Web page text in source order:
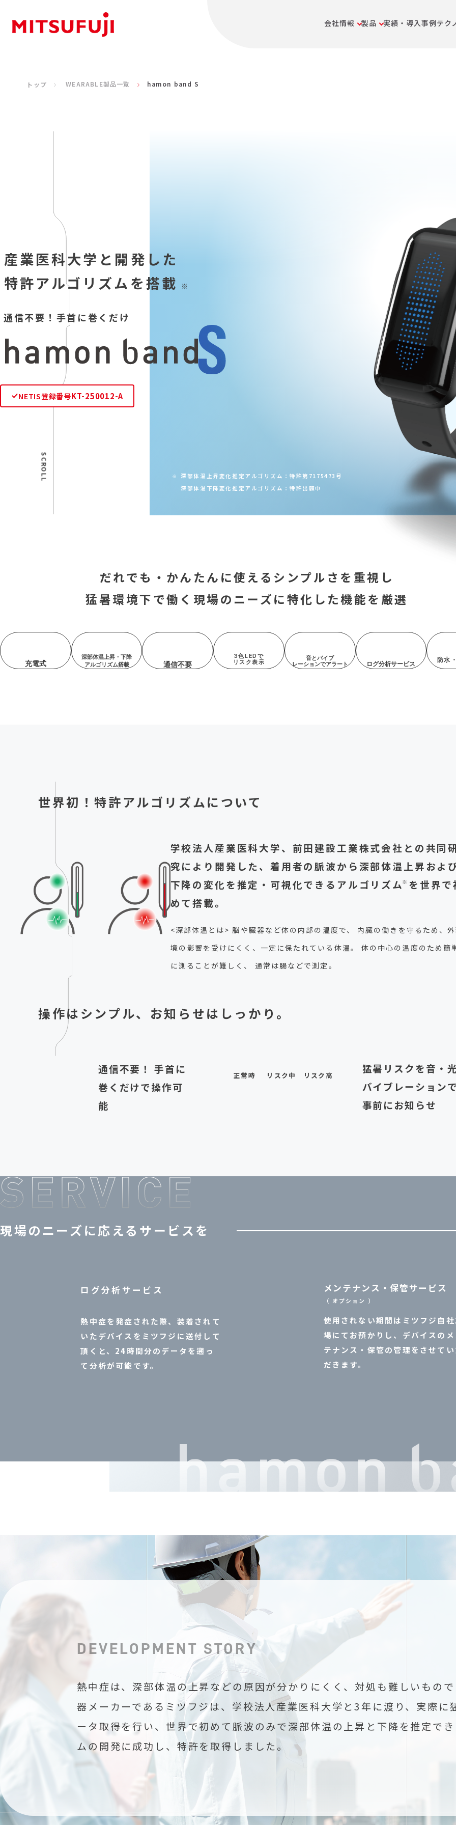
会社情報 製品 実績・導入事例テク
トップ WEARABLE製品一覧 hamon band S
S
C
R
O
L
L
深部体温上昇変化推定アルゴリズム：特許第7175473号
深部体温下降変化推定アルゴリズム：特許出願中
産業医科大学と開発した
特許アルゴリズムを搭載
※
通信不要！手首に巻くだけ
NETIS登録番号KT-250012-A
だれでも・かんたんに使える シンプルさを重視し
猛暑環境下で働く現場のニーズに特化した機能を厳選
充電式
深部体温上昇・下降
アルゴリズム搭載
通信不要
3色LEDで
リスク表示
音とバイブ
レーションでアラート
ログ分析サービス
防水
世界初！特許アルゴリズムについて
学校法人産業医科大学、前田建設工業株式会社との共同
究により開発した、着用者の脈波から深部体温上昇およ
下降の変化を推定・可視化できるアルゴリズム※ を世界で
めて搭載。
<深部体温とは> 脳や臓器など体の内部の温度で、 内臓の働きを守るため、外
境の影響を受けにくく、一定に保たれている体温。 体の中心の温度のため簡
に測ることが難しく、 通常は腸などで測定。
操作はシンプル、お知らせはしっかり。
通信不要！ 手首に
巻くだけで操作可
能
正常時 リスク中 リスク高
猛暑リスクを音・
バイブレーションで
事前にお知らせ
現場のニーズに応えるサービスを
ログ分析サービス
熱中症を発症された際、装着されて
いたデバイスをミツフジに送付して
頂くと、24時間分のデータを遡っ
て分析が可能です。
メンテナンス・保管サービス
（ オプション ）
使用されない期間はミツフジ自社
場にてお預かりし、デバイスのメ
テナンス・保管の管理をさせてい
だきます。
DEVELOPMENT STORY
熱中症は、深部体温の上昇などの原因が分かりにくく、対処も難しいもの
器メーカーであるミツフジは、学校法人産業医科大学と3年に渡り、実際に
ータ取得を行い、世界で初めて脈波のみで深部体温の上昇と下降を推定で
ムの開発に成功し、特許を取得しました。